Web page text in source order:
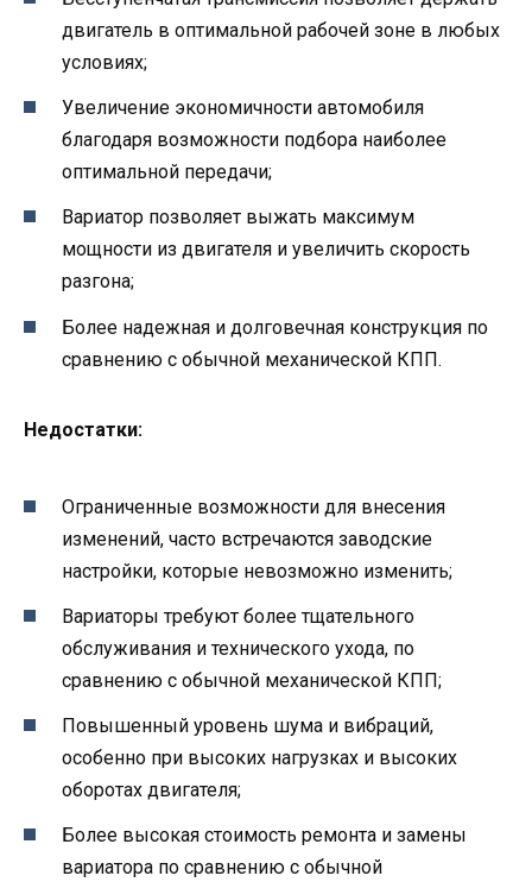
двигатель в оптимальной рабочей зоне в любых
условиях;
Увеличение экономичности автомобиля
благодаря возможности подбора наиболее
оптимальной передачи;
Вариатор позволяет выжать максимум
мощности из двигателя и увеличить скорость
разгона;
Более надежная и долговечная конструкция по
сравнению с обычной механической КПП.
Недостатки:
Ограниченные возможности для внесения
изменений, часто встречаются заводские
настройки, которые невозможно изменить;
Вариаторы требуют более тщательного
обслуживания и технического ухода, по
сравнению с обычной механической КПП;
Повышенный уровень шума и вибраций,
особенно при высоких нагрузках и высоких
оборотах двигателя;
Более высокая стоимость ремонта и замены
вариатора по сравнению с обычной